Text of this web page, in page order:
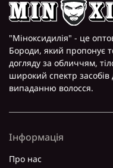
"Міноксидилія" - це
Бороди, який пропонує
догляду за обличчям,
широкий спектр засобів
випаданню волосся.
Інформація
Про нас